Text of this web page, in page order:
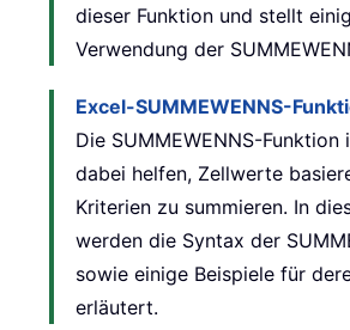
dieser Funktion und stellt
Verwendung der
Excel-SUMMEWENNS-
Die SUMMEWENNS-Funktion
dabei helfen, Zellwerte
Kriterien zu summieren. In
werden die Syntax der
sowie einige Beispiele für
erläutert.